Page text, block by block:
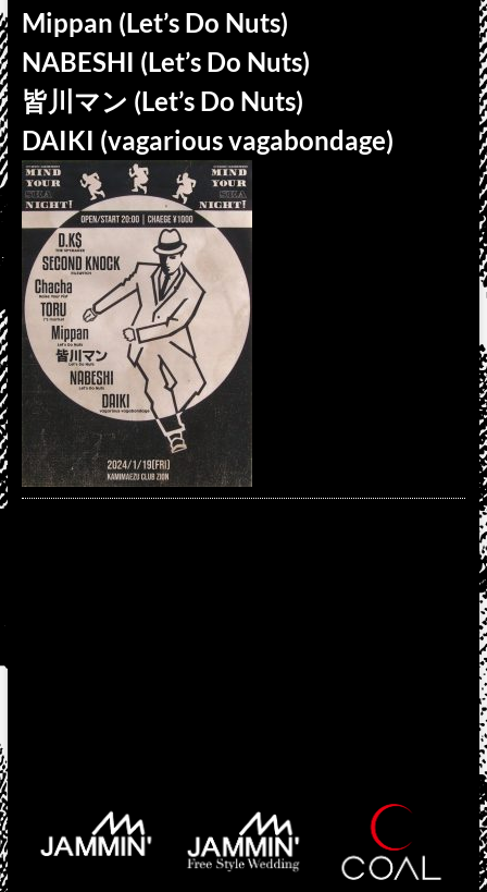
Mippan (Let’s Do Nuts)
NABESHI (Let’s Do Nuts)
皆川マン (Let’s Do Nuts)
DAIKI (vagarious vagabondage)